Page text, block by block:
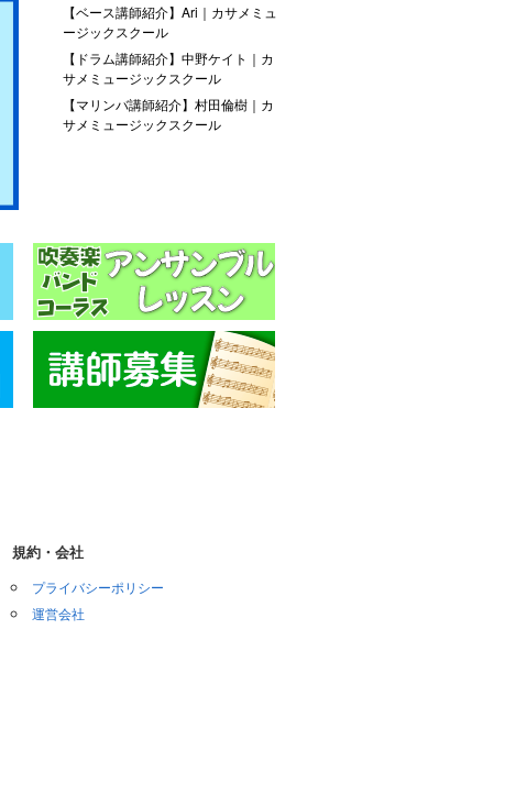
【ベース講師紹介】Ari｜カサメミュ
ージックスクール
【ドラム講師紹介】中野ケイト｜カ
サメミュージックスクール
【マリンバ講師紹介】村田倫樹｜カ
サメミュージックスクール
規約・会社
プライバシーポリシー
運営会社